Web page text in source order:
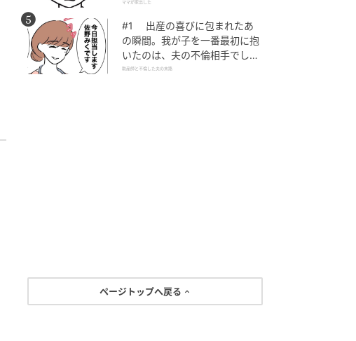
ママが家出した
#1 出産の喜びに包まれたあ
の瞬間。我が子を一番最初に抱
いたのは、夫の不倫相手でし
た。
助産師と不倫した夫の末路
ページトップへ戻る